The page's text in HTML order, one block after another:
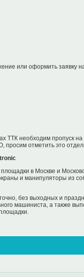
или оформить заявку
ТТК необходим пропуск на
просим отметить это
в Москве и
и манипуляторы из
без выходных и
машиниста, а также